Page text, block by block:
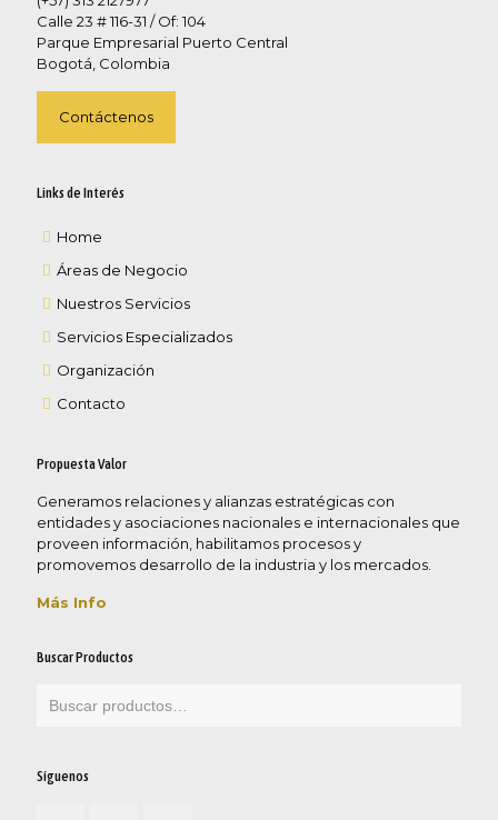
Calle 23 # 116-31 / Of: 104
Parque Empresarial Puerto Central
Bogotá, Colombia
Contáctenos
Links de Interés
Home
Áreas de Negocio
Nuestros Servicios
Servicios Especializados
Organización
Contacto
Propuesta Valor
Generamos relaciones y alianzas estratégicas con
entidades y asociaciones nacionales e internacionales que
proveen información, habilitamos procesos y
promovemos desarrollo de la industria y los mercados.
Más Info
Buscar Productos
Síguenos